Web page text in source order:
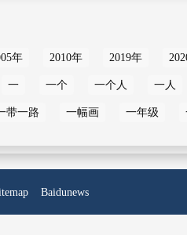
年 2010年 2019年
一 一个 一个人 一人
带一路 一幅画 一年级
Baidunews